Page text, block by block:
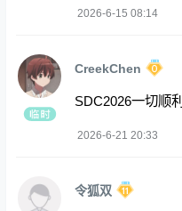
2026-6-15 08:14
CreekChen
SDC2026一切顺利
2026-6-21 20:33
令狐双